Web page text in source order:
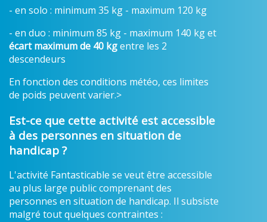
- en solo : minimum 35 kg - maximum 120 kg
- en duo : minimum 85 kg - maximum 140 kg et
écart maximum de 40 kgentre les 2
descendeurs
En fonction des conditions météo, ces limites
de poids peuvent varier.>
Est-ce que cette activité est accessible
à des personnes en situation de
handicap ?
L'activité Fantasticable se veut être accessible
au plus large public comprenant des
personnes en situation de handicap. Il subsiste
malgré tout quelques contraintes :